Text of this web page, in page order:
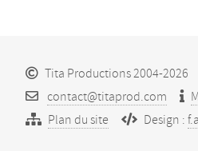
Tita Productions 2004-2026
contact@titaprod.com
Plan du site
Design :